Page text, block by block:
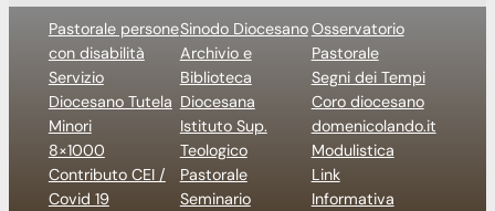
Pastorale persone
con disabilità
Servizio
Diocesano Tutela
Minori
8×1000
Contributo CEI /
Covid 19
Sinodo Diocesano
Archivio e
Biblioteca
Diocesana
Istituto Sup.
Teologico
Pastorale
Seminario
Osservatorio
Pastorale
Segni dei Tempi
Coro diocesano
domenicolando.it
Modulistica
Link
Informativa